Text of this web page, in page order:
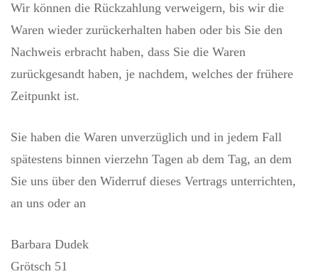
Wir können die Rückzahlung verweigern, bis wir die
Waren wieder zurückerhalten haben oder bis Sie den
Nachweis erbracht haben, dass Sie die Waren
zurückgesandt haben, je nachdem, welches der frühere
Zeitpunkt ist.
Sie haben die Waren unverzüglich und in jedem Fall
spätestens binnen vierzehn Tagen ab dem Tag, an dem
Sie uns über den Widerruf dieses Vertrags unterrichten,
an uns oder an
Barbara Dudek
Grötsch 51